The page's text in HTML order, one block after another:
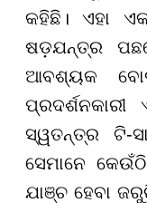
କହିଛି। ଏହା
ଷଡ଼ଯନ୍ତ୍ର
ଆବଶ୍ୟକ
ସ୍ୱତନ୍ତ୍ର ଟି-
ସେମାନେ
ଯାଞ୍ଚ ହେବା